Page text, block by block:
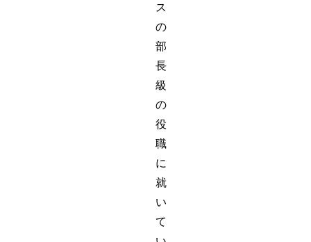
ス
の
部
長
級
の
役
職
に
就
い
て